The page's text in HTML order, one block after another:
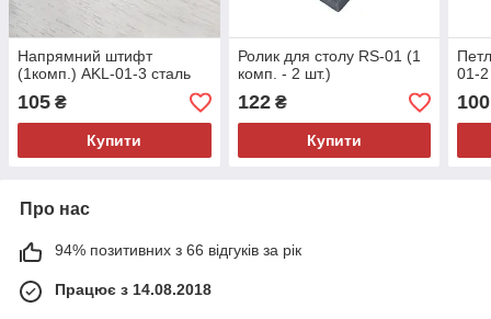
Напрямний штифт
(1комп.) AKL-01-3 сталь
105 ₴
Купити
Ролик для столу RS-01 (1
комп. - 2 шт.)
122₴
Купити
01-
100
Про нас
94% позитивних з 66 відгуків за рік
Працює з 14.08.2018